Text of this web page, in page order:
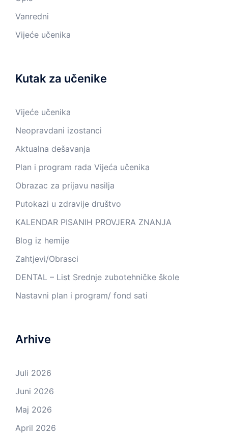
Vanredni
Vijeće učenika
Kutak za učenike
Vijeće učenika
Neopravdani izostanci
Aktualna dešavanja
Plan i program rada Vijeća učenika
Obrazac za prijavu nasilja
Putokazi u zdravije društvo
KALENDAR PISANIH PROVJERA ZNANJA
Blog iz hemije
Zahtjevi/Obrasci
DENTAL – List Srednje zubotehničke škole
Nastavni plan i program/ fond sati
Arhive
Juli 2026
Juni 2026
Maj 2026
April 2026